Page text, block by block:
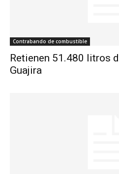
Contrabando de combustible
Retienen 51.480 litros
Guajira